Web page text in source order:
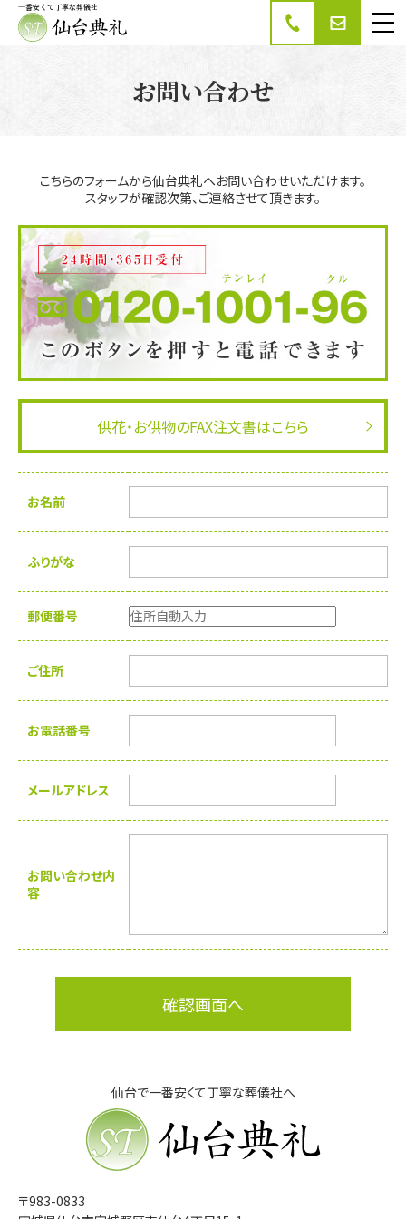
一番安くて丁寧な葬儀社
お問い合わせ
こちらのフォームから仙台典礼へお問い合わせいただけます。
スタッフが確認次第、ご連絡させて頂きます。
寝台車で病院などへお迎えにあがります。 【注意】お葬儀セットにお迎
えの料金は含まれており、料金は実質無料です。
供花・お供物のFAX注文書はこちら
お名前
ふりがな
郵便番号
ご住所
お電話番号
メールアドレス
お問い合わせ内
容
仙台で一番安くて丁寧な葬儀社へ
〒983-0833